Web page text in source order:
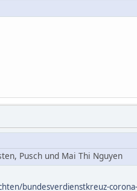
Pusch und Mai Thi Nguyen
bundesverdienstkreuz-